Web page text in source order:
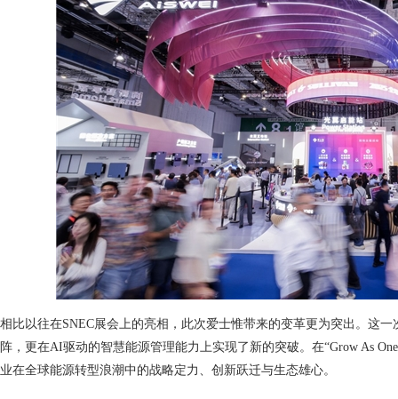
相比以往在SNEC展会上的亮相，此次爱士惟带来的变革更为突出。这
阵，更在AI驱动的智慧能源管理能力上实现了新的突破。在“Grow As
业在全球能源转型浪潮中的战略定力、创新跃迁与生态雄心。